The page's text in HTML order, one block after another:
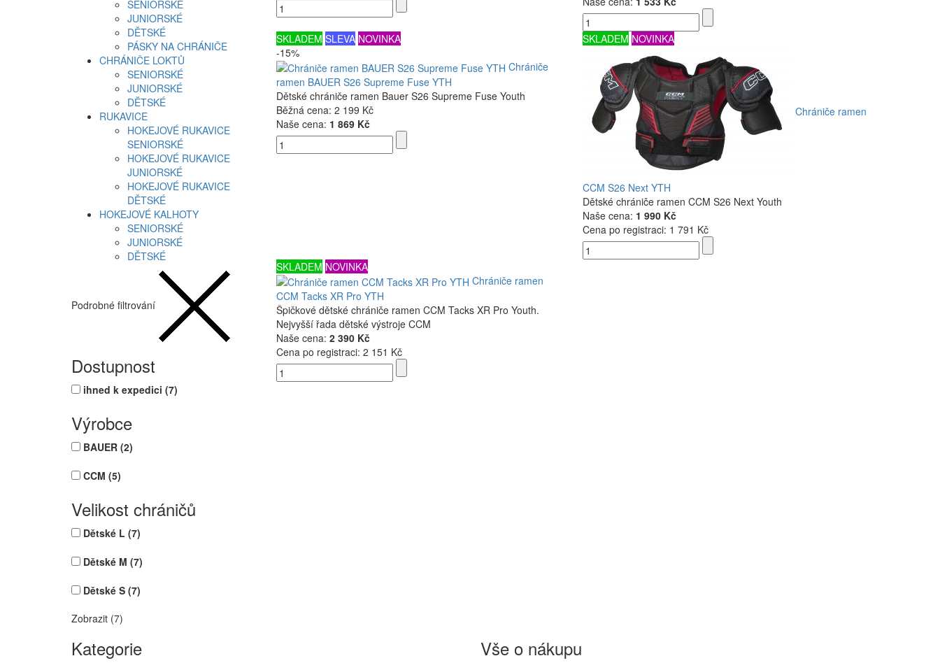
SENIORSKÉ
JUNIORSKÉ
DĚTSKÉ
PÁSKY NA CHRÁNIČE
CHRÁNIČE LOKTŮ
SENIORSKÉ
JUNIORSKÉ
DĚTSKÉ
RUKAVICE
HOKEJOVÉ RUKAVICE
SENIORSKÉ
HOKEJOVÉ RUKAVICE
JUNIORSKÉ
HOKEJOVÉ RUKAVICE
DĚTSKÉ
HOKEJOVÉ KALHOTY
SENIORSKÉ
JUNIORSKÉ
DĚTSKÉ
Podrobné filtrování
Dostupnost
ihned k expedici (7)
Výrobce
BAUER (2)
CCM (5)
Velikost chráničů
Dětské L (7)
Dětské M (7)
Dětské S (7)
Zobrazit (7)
SKLADEM SLEVA NOVINKA
-15%
Chrániče
ramen BAUER S26 Supreme Fuse YTH
Dětské chrániče ramen Bauer S26 Supreme Fuse Youth
Běžná cena: 2 199 Kč
Naše cena: 1 869 Kč
SKLADEM NOVINKA
Chrániče ramen
CCM S26 Next YTH
Dětské chrániče ramen CCM S26 Next Youth
Naše cena: 1 990 Kč
Cena po registraci: 1 791 Kč
SKLADEM NOVINKA
Chrániče ramen
CCM Tacks XR Pro YTH
Špičkové dětské chrániče ramen CCM Tacks XR Pro Youth.
Nejvyšší řada dětské výstroje CCM
Naše cena: 2 390 Kč
Cena po registraci: 2 151 Kč
Kategorie Vše o nákupu